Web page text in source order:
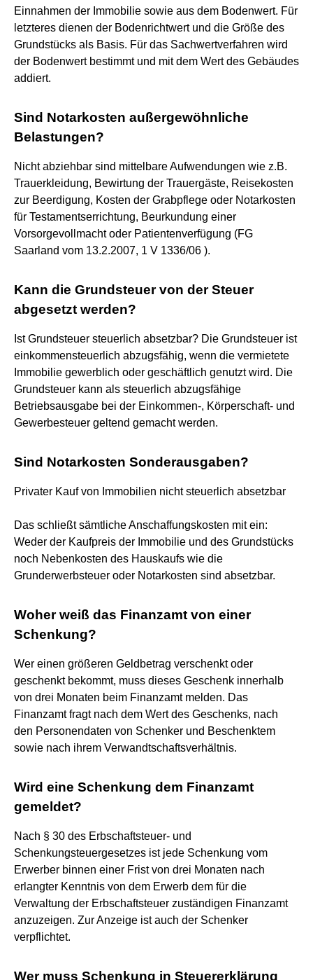
Einnahmen der Immobilie sowie aus dem Bodenwert. Für
letzteres dienen der Bodenrichtwert und die Größe des
Grundstücks als Basis. Für das Sachwertverfahren wird
der Bodenwert bestimmt und mit dem Wert des Gebäudes
addiert.
Sind Notarkosten außergewöhnliche
Belastungen?
Nicht abziehbar sind mittelbare Aufwendungen wie z.B.
Trauerkleidung, Bewirtung der Trauergäste, Reisekosten
zur Beerdigung, Kosten der Grabpflege oder Notarkosten
für Testamentserrichtung, Beurkundung einer
Vorsorgevollmacht oder Patientenverfügung (FG
Saarland vom 13.2.2007, 1 V 1336/06 ).
Kann die Grundsteuer von der Steuer
abgesetzt werden?
Ist Grundsteuer steuerlich absetzbar? Die Grundsteuer ist
einkommensteuerlich abzugsfähig, wenn die vermietete
Immobilie gewerblich oder geschäftlich genutzt wird. Die
Grundsteuer kann als steuerlich abzugsfähige
Betriebsausgabe bei der Einkommen-, Körperschaft- und
Gewerbesteuer geltend gemacht werden.
Sind Notarkosten Sonderausgaben?
Privater Kauf von Immobilien nicht steuerlich absetzbar
Das schließt sämtliche Anschaffungskosten mit ein:
Weder der Kaufpreis der Immobilie und des Grundstücks
noch Nebenkosten des Hauskaufs wie die
Grunderwerbsteuer oder Notarkosten sind absetzbar.
Woher weiß das Finanzamt von einer
Schenkung?
Wer einen größeren Geldbetrag verschenkt oder
geschenkt bekommt, muss dieses Geschenk innerhalb
von drei Monaten beim Finanzamt melden. Das
Finanzamt fragt nach dem Wert des Geschenks, nach
den Personendaten von Schenker und Beschenktem
sowie nach ihrem Verwandtschaftsverhältnis.
Wird eine Schenkung dem Finanzamt
gemeldet?
Nach § 30 des Erbschaftsteuer- und
Schenkungsteuergesetzes ist jede Schenkung vom
Erwerber binnen einer Frist von drei Monaten nach
erlangter Kenntnis von dem Erwerb dem für die
Verwaltung der Erbschaftsteuer zuständigen Finanzamt
anzuzeigen. Zur Anzeige ist auch der Schenker
verpflichtet.
Wer muss Schenkung in Steuererklärung